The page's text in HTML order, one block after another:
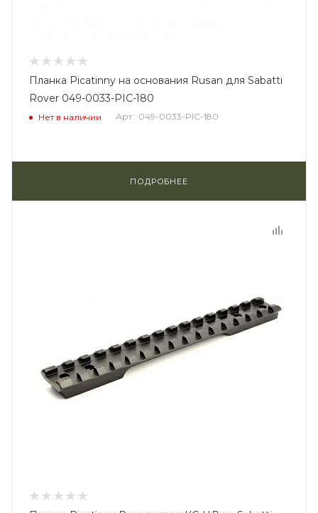
Планка Picatinny на основания Rusan для Sabatti
Rover 049-0033-PIC-180
Нет в наличии Арт.: 049-0033-PIC-180
ПОДРОБНЕЕ